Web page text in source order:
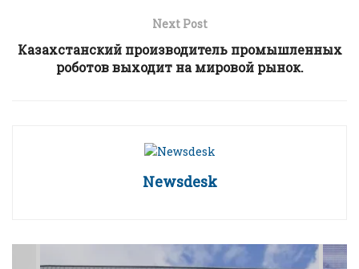
Next Post
Казахстанский производитель промышленных
роботов выходит на мировой рынок.
Newsdesk